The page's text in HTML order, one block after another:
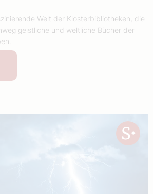
Welt der Klosterbibliotheken, die
geistliche und weltliche Bücher der